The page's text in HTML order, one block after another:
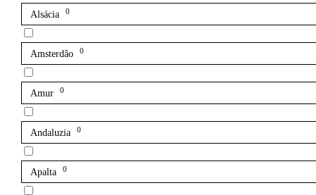
Alsácia 0
Amsterdão 0
Amur 0
Andaluzia 0
Apalta 0